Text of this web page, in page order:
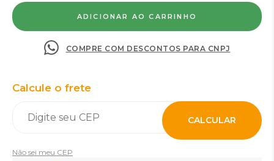
COMPRE COM DESCONTOS PARA CNPJ
Calcule o frete
CALCULAR
Não sei meu CEP